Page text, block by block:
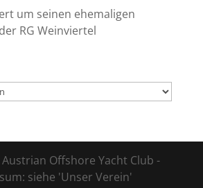
um seinen ehemaligen
RG Weinviertel
Austrian Offshore Yacht Club -
siehe 'Unser Verein'